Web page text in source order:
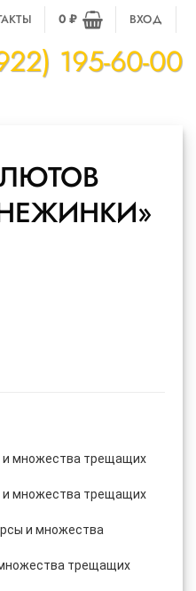
0₽ ВХОД
195-60-00
и множества трещащих
и множества трещащих
и множества
трещащих